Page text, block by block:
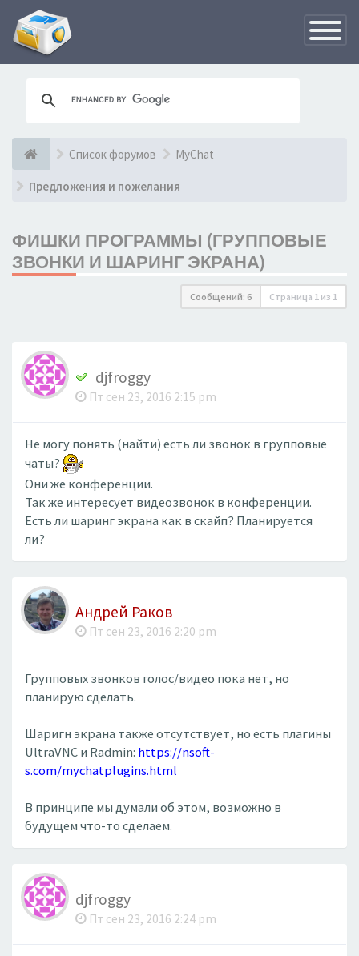
Список форумов MyChat
Предложения и пожелания
ФИШКИ ПРОГРАММЫ (ГРУППОВЫЕ
ЗВОНКИ И ШАРИНГ ЭКРАНА)
Сообщений: 6 Страница 1 из 1
djfroggy
Пт сен 23, 2016 2:15 pm
Не могу понять (найти) есть ли звонок в групповые
чаты?
Они же конференции.
Так же интересует видеозвонок в конференции.
Есть ли шаринг экрана как в скайп? Планируется
ли?
Андрей Раков
Пт сен 23, 2016 2:20 pm
Групповых звонков голос/видео пока нет, но
планирую сделать.
Шаригн экрана также отсутствует, но есть плагины
UltraVNC и Radmin: https://nsoft-
s.com/mychatplugins.html
В принципе мы думали об этом, возможно в
будущем что-то сделаем.
djfroggy
Пт сен 23, 2016 2:24 pm